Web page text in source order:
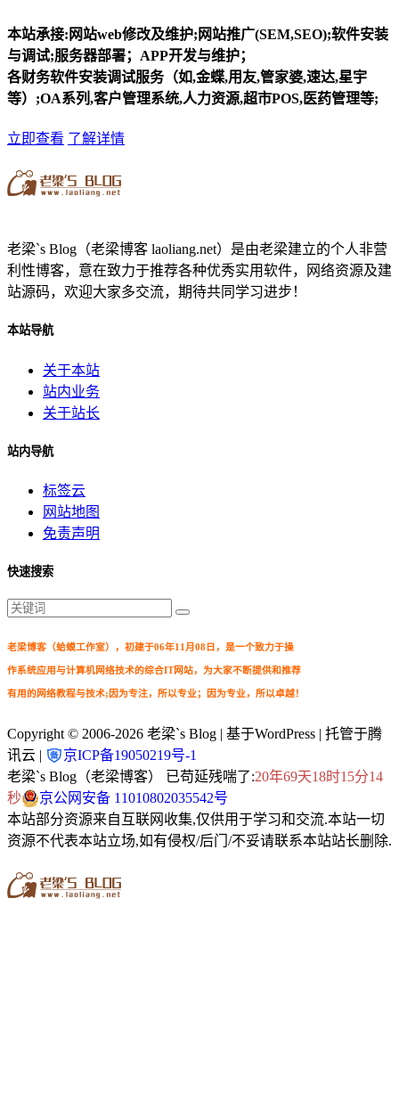
本站承接:网站web修改及维护;网站推广(SEM,SEO);软件安装
与调试;服务器部署；APP开发与维护；
各财务软件安装调试服务（如,金蝶,用友,管家婆,速达,星宇
等）;OA系列,客户管理系统,人力资源,超市POS,医药管理等;
立即查看 了解详情
老梁`s Blog（老梁博客 laoliang.net）是由老梁建立的个人非营
利性博客，意在致力于推荐各种优秀实用软件，网络资源及建
站源码，欢迎大家多交流，期待共同学习进步！
本站导航
关于本站
站内业务
关于站长
站内导航
标签云
网站地图
免责声明
快速搜索
老梁博客（蛤蟆工作室），初建于06年11月08日，是一个致力于操
作系统应用与计算机网络技术的综合IT网站，为大家不断提供和推荐
有用的网络教程与技术;因为专注，所以专业；因为专业，所以卓越！
Copyright © 2006-2026 老梁`s Blog | 基于WordPress | 托管于腾
讯云 |
京ICP备19050219号-1
老梁`s Blog（老梁博客） 已苟延残喘了:20年69天18时15分14
秒
京公网安备 11010802035542号
本站部分资源来自互联网收集,仅供用于学习和交流.本站一切
资源不代表本站立场,如有侵权/后门/不妥请联系本站站长删除.